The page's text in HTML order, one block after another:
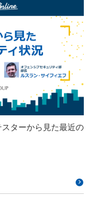
ターから見た最近の